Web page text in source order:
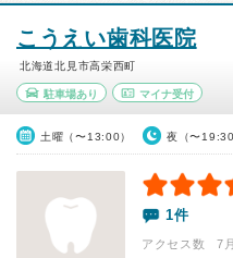
こうえい歯科医院
北海道北見市高栄西町
駐車場あり マイナ受付
土曜（〜13:00） 夜（〜19:30
1件
アクセス数 7